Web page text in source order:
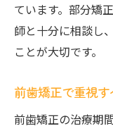
ています。部分矯
師と十分に相談し
ことが大切です。
前歯矯正で重視
前歯矯正の治療期